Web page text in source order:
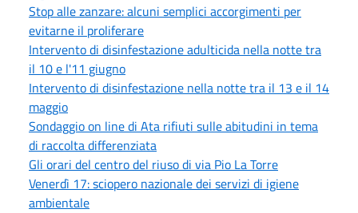
Stop alle zanzare: alcuni semplici accorgimenti per
evitarne il proliferare
Intervento di disinfestazione adulticida nella notte tra
il 10 e l'11 giugno
Intervento di disinfestazione nella notte tra il 13 e il 14
maggio
Sondaggio on line di Ata rifiuti sulle abitudini in tema
di raccolta differenziata
Gli orari del centro del riuso di via Pio La Torre
Venerdì 17: sciopero nazionale dei servizi di igiene
ambientale